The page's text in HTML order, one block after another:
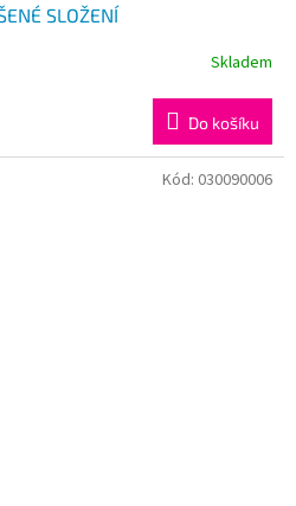
SLOŽENÍ
Skladem
Do košíku
Kód: 030090006